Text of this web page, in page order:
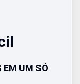
EM UM SÓ